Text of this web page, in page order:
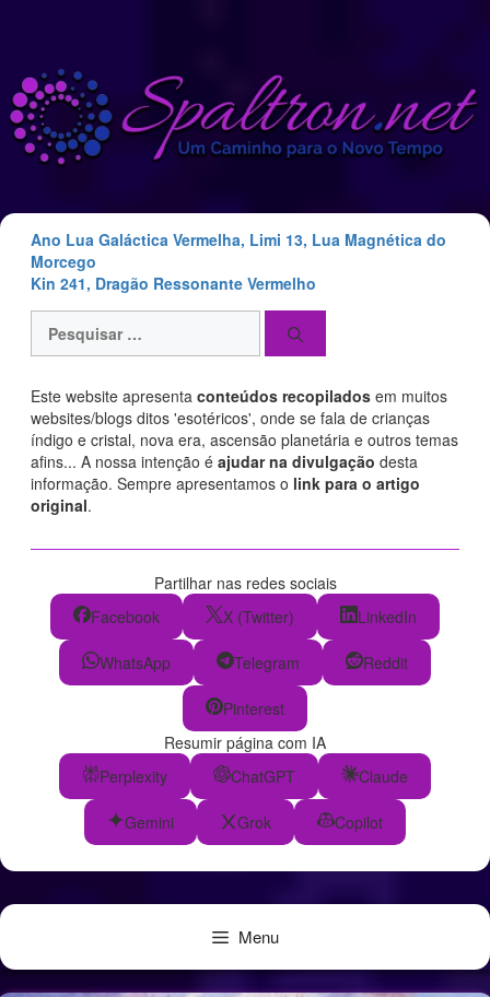
conteúdo
Ano Lua Galáctica Vermelha, Limi 13, Lua Magnética do
Morcego
Kin 241, Dragão Ressonante Vermelho
por:
Este website apresenta conteúdos recopilados em muitos
websites/blogs ditos 'esotéricos', onde se fala de crianças
índigo e cristal, nova era, ascensão planetária e outros temas
afins... A nossa intenção é ajudar na divulgação desta
informação. Sempre apresentamos o link para o artigo
original.
Partilhar nas redes sociais
Facebook
X (Twitter) LinkedIn
WhatsApp Telegram Reddit
Pinterest
Resumir página com IA
Perplexity
ChatGPT Claude
Gemini Grok Copilot
Menu